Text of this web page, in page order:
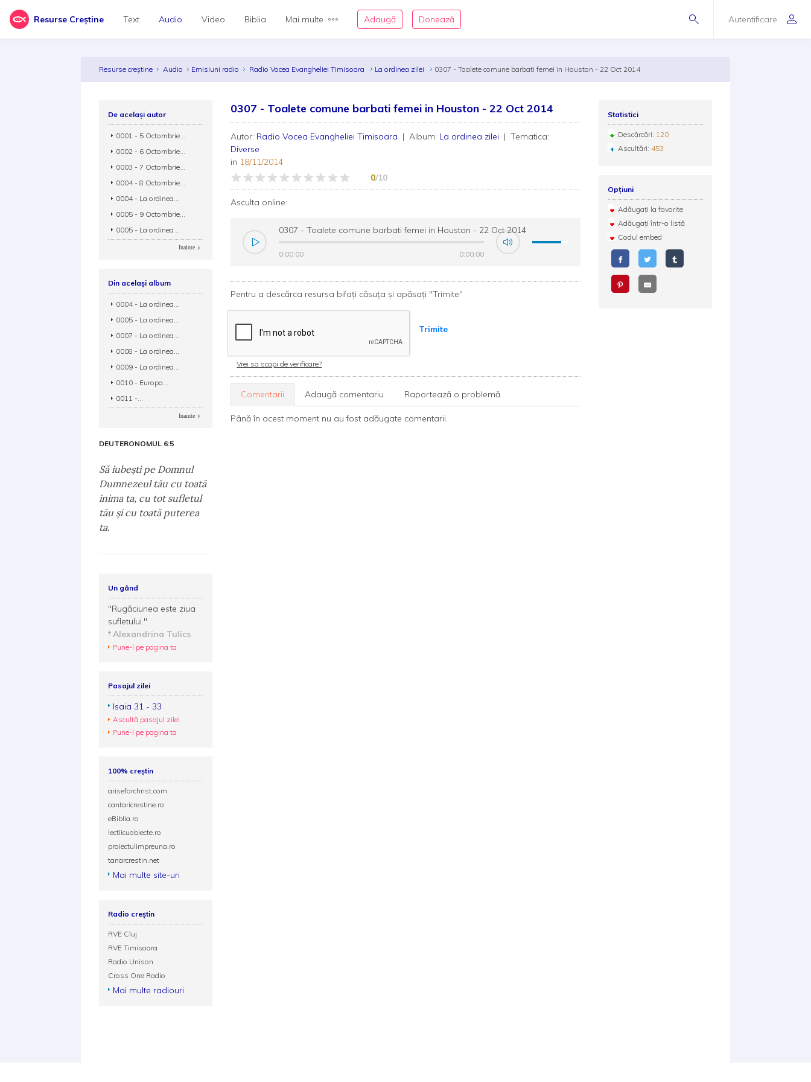
Resurse Creștine Autentificare
Text Audio Video Biblia Mai multe Adaugă Donează
Resurse creștine Audio Emisiuni radio Radio Vocea Evangheliei Timisoara La ordinea zilei 0307 - Toalete comune barbati femei in Houston - 22 Oct 2014
0307 - Toalete comune barbati femei in Houston - 22 Oct 2014
Autor: Radio Vocea Evangheliei Timisoara | Album: La ordinea zilei | Tematica:
Diverse
in 18/11/2014
0/10
Asculta online:
0307 - Toalete comune barbati femei in Houston - 22 Oct 2014
0:00:00 0:00:00
0:00:00 0:00:00
Pentru a descărca resursa bifați căsuța și apăsați "Trimite"
Trimite
Vrei sa scapi de verificare?
Comentarii Adaugă comentariu Raportează o problemă
Până în acest moment nu au fost adăugate comentarii.
Statistici
Descărcări: 120
Ascultări: 453
Opțiuni
Adăugați la favorite
Adăugați într-o listă
Codul embed
De același autor
0001 - 5 Octombrie...
0002 - 6 Octombrie...
0003 - 7 Octombrie...
0004 - 8 Octombrie...
0004 - La ordinea...
0005 - 9 Octombrie...
0005 - La ordinea...
Inainte
Din același album
0004 - La ordinea...
0005 - La ordinea...
0007 - La ordinea...
0008 - La ordinea...
0009 - La ordinea...
0010 - Europa...
0011 -...
Inainte
DEUTERONOMUL 6:5
Să iubeşti pe Domnul
Dumnezeul tău cu toată
inima ta, cu tot sufletul
tău şi cu toată puterea
ta.
Un gând
"Rugăciunea este ziua
sufletului."
Alexandrina Tulics
Pune-l pe pagina ta
Pasajul zilei
Isaia 31 - 33
Ascultă pasajul zilei
Pune-l pe pagina ta
100% creștin
ariseforchrist.com
cantaricrestine.ro
eBiblia.ro
lectiicuobiecte.ro
proiectulimpreuna.ro
tanarcrestin.net
Mai multe site-uri
Radio creștin
RVE Cluj
RVE Timisoara
Radio Unison
Cross One Radio
Mai multe radiouri